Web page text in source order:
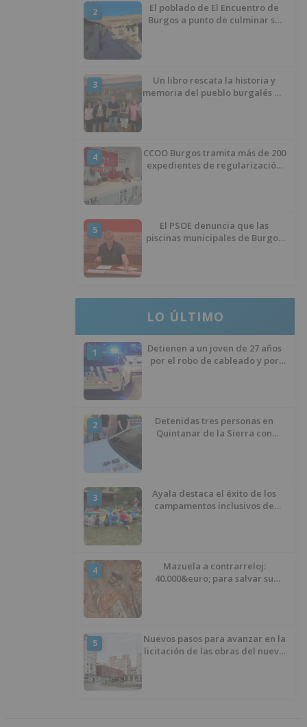
2
El poblado de El Encuentro de
Burgos a punto de culminar su
3
Un libro rescata la historia y
memoria del pueblo burgalés de
4
CCOO Burgos tramita más de 200
expedientes de regularización
5
El PSOE denuncia que las
piscinas municipales de Burgos
LO ÚLTIMO
1
Detienen a un joven de 27 años
por el robo de cableado y por
2
Detenidas tres personas en
Quintanar de la Sierra con
3
Ayala destaca el éxito de los
campamentos inclusivos de
4
Mazuela a contrarreloj:
40.000&euro; para salvar su
5
Nuevos pasos para avanzar en la
licitación de las obras del nuevo